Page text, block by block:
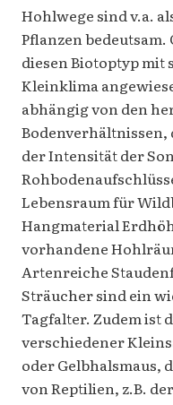
Hohlwege sind v.a.
Pflanzen
diesen Biotoptyp mit
Kleinklima
abhängig von den
Bodenverhältnissen,
der Intensität der
Lebensraum für
Hangmaterial
vorhandene
Artenreiche
Sträucher sind ein
Tagfalter. Zudem ist
verschiedener
oder Gelbhalsmaus,
von Reptilien, z.B.